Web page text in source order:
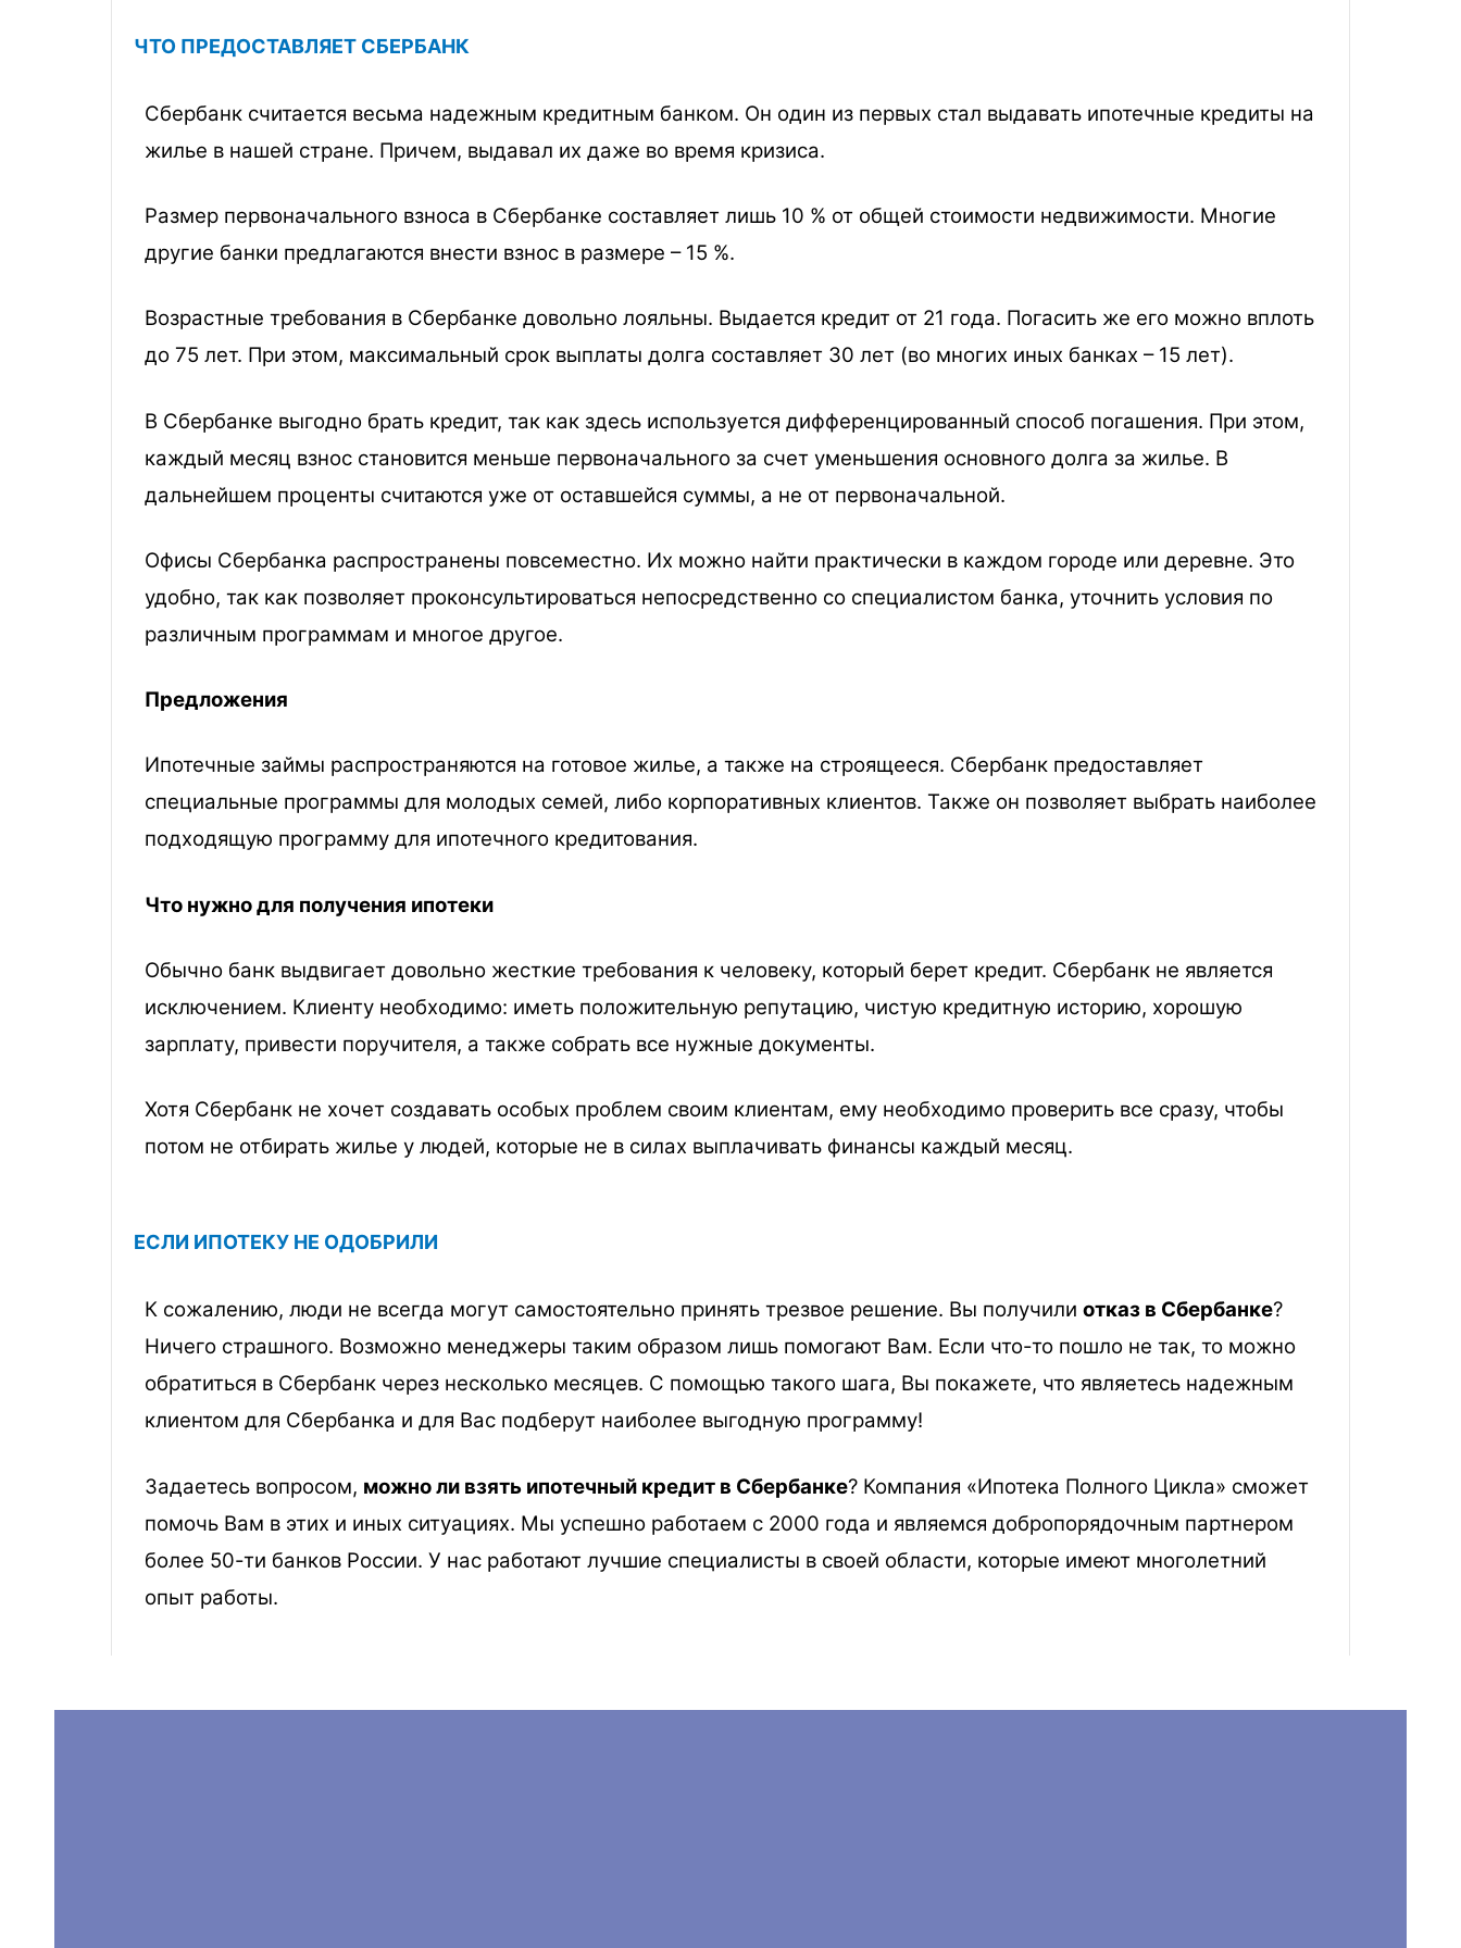
ЧТО ПРЕДОСТАВЛЯЕТ СБЕРБАНК
Сбербанк считается весьма надежным кредитным банком. Он один из первых стал выдавать ипотечные кредиты на
жилье в нашей стране. Причем, выдавал их даже во время кризиса.
Размер первоначального взноса в Сбербанке составляет лишь 10 % от общей стоимости недвижимости. Многие
другие банки предлагаются внести взнос в размере – 15 %.
Возрастные требования в Сбербанке довольно лояльны. Выдается кредит от 21 года. Погасить же его можно вплоть
до 75 лет. При этом, максимальный срок выплаты долга составляет 30 лет (во многих иных банках – 15 лет).
В Сбербанке выгодно брать кредит, так как здесь используется дифференцированный способ погашения. При этом,
каждый месяц взнос становится меньше первоначального за счет уменьшения основного долга за жилье. В
дальнейшем проценты считаются уже от оставшейся суммы, а не от первоначальной.
Офисы Сбербанка распространены повсеместно. Их можно найти практически в каждом городе или деревне. Это
удобно, так как позволяет проконсультироваться непосредственно со специалистом банка, уточнить условия по
различным программам и многое другое.
Предложения
Ипотечные займы распространяются на готовое жилье, а также на строящееся. Сбербанк предоставляет
специальные программы для молодых семей, либо корпоративных клиентов. Также он позволяет выбрать наиболее
подходящую программу для ипотечного кредитования.
Что нужно для получения ипотеки
Обычно банк выдвигает довольно жесткие требования к человеку, который берет кредит. Сбербанк не является
исключением. Клиенту необходимо: иметь положительную репутацию, чистую кредитную историю, хорошую
зарплату, привести поручителя, а также собрать все нужные документы.
Хотя Сбербанк не хочет создавать особых проблем своим клиентам, ему необходимо проверить все сразу, чтобы
потом не отбирать жилье у людей, которые не в силах выплачивать финансы каждый месяц.
ЕСЛИ ИПОТЕКУ НЕ ОДОБРИЛИ
К сожалению, люди не всегда могут самостоятельно принять трезвое решение. Вы получили отказ в Сбербанке?
Ничего страшного. Возможно менеджеры таким образом лишь помогают Вам. Если что-то пошло не так, то можно
обратиться в Сбербанк через несколько месяцев. С помощью такого шага, Вы покажете, что являетесь надежным
клиентом для Сбербанка и для Вас подберут наиболее выгодную программу!
Задаетесь вопросом, можно ли взять ипотечный кредит в Сбербанке? Компания «Ипотека Полного Цикла» сможет
помочь Вам в этих и иных ситуациях. Мы успешно работаем с 2000 года и являемся добропорядочным партнером
более 50-ти банков России. У нас работают лучшие специалисты в своей области, которые имеют многолетний
опыт работы.